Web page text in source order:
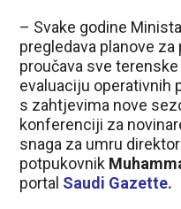
– Svake godine
pregledava planove
proučava sve
evaluaciju operativnih
s zahtjevima nove
konferenciji za
snaga za umru
potpukovnik
portal Saudi Gazette.